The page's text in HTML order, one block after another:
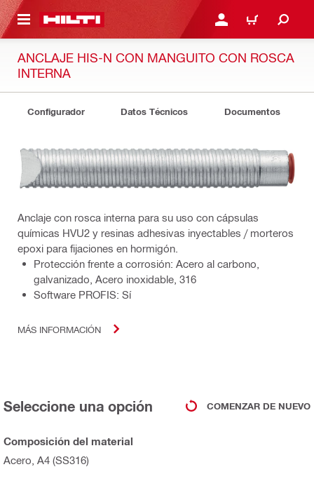
PRINCIPAL INICIE SESIÓN O
CARRITO
ANCLAJE HIS-N CON MANGUITO CON ROSCA
INTERNA
Configurador Datos Técnicos Documentos
Anclaje con rosca interna para su uso con cápsulas
químicas HVU2 y resinas adhesivas inyectables / morteros
epoxi para fijaciones en hormigón.
Protección frente a corrosión: Acero al carbono,
galvanizado, Acero inoxidable, 316
Software PROFIS: Sí
MÁS INFORMACIÓN
Seleccione una opción COMENZAR DE NUEVO
Composición del material
Acero, A4 (SS316)